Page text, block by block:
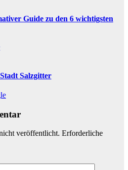
Guide zu den 6 wichtigsten
Salzgitter
veröffentlicht. Erforderliche